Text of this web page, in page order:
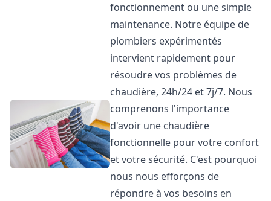
fonctionnement ou une simple
maintenance. Notre équipe de
plombiers expérimentés
intervient rapidement pour
résoudre vos problèmes de
chaudière, 24h/24 et 7j/7. Nous
comprenons l'importance
d'avoir une chaudière
fonctionnelle pour votre confort
et votre sécurité. C'est pourquoi
nous nous efforçons de
répondre à vos besoins en